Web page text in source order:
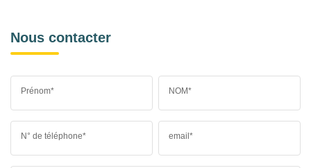
Nous contacter
Prénom* NOM*
N° de téléphone* email*